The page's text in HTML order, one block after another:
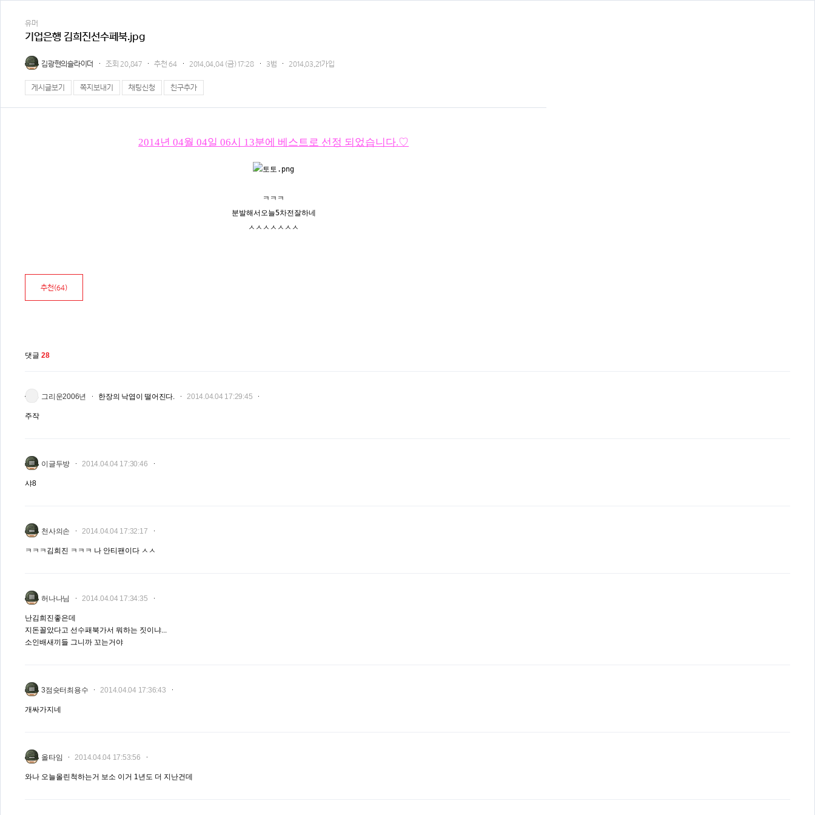
유머
기업은행 김희진선수페북.jpg
김광현의슬라이더 조회20,847 추천64 2014.04.04 (금) 17:28 3범 2014.03.21가입
게시글보기 쪽지보내기 채팅신청 친구추가
2014년 04월 04일 06시 13분에 베스트로 선정 되었습니다.♡
ㅋㅋㅋ
분발해서오늘5차전잘하네
ㅅㅅㅅㅅㅅㅅㅅ
추천(64)
댓글 28
그리운2006년 한장의 낙엽이 떨어진다. 2014.04.04 17:29:45
주작
이글두방 2014.04.04 17:30:46
샤8
천사의손 2014.04.04 17:32:17
ㅋㅋㅋ김희진 ㅋㅋㅋ 나 안티팬이다 ㅅㅅ
허나나님 2014.04.04 17:34:35
난김희진좋은데
지돈꼴았다고 선수패북가서 뭐하는 짓이냐...
소인배새끼들 그니까 꼬는거야
3점슛터최용수 2014.04.04 17:36:43
개싸가지네
올타임 2014.04.04 17:53:56
와나 오늘올린척하는거 보소 이거 1년도 더 지난건데